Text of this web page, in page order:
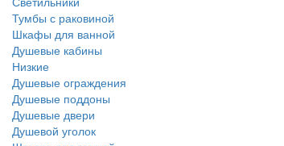
Тумбы с раковиной
Шкафы для ванной
Душевые кабины
Низкие
Душевые ограждения
Душевые поддоны
Душевые двери
Душевой уголок